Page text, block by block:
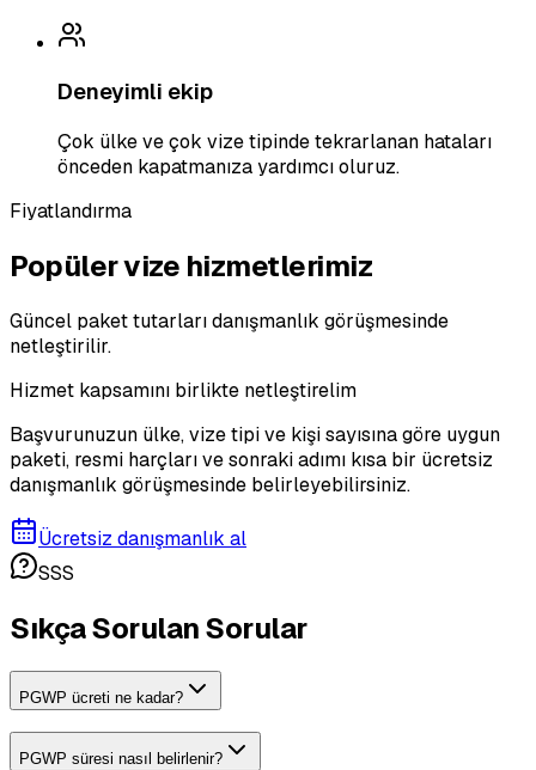
Deneyimli ekip
Çok ülke ve çok vize tipinde tekrarlanan hataları
önceden kapatmanıza yardımcı oluruz.
Fiyatlandırma
Popüler vize hizmetlerimiz
Güncel paket tutarları danışmanlık görüşmesinde
netleştirilir.
Hizmet kapsamını birlikte netleştirelim
Başvurunuzun ülke, vize tipi ve kişi sayısına göre uygun
paketi, resmi harçları ve sonraki adımı kısa bir ücretsiz
danışmanlık görüşmesinde belirleyebilirsiniz.
Ücretsiz danışmanlık al
SSS
Sıkça Sorulan Sorular
PGWP ücreti ne kadar?
PGWP süresi nasıl belirlenir?